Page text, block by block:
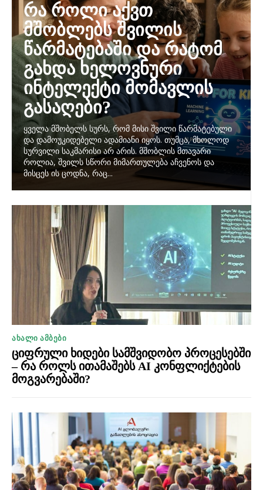
რა როლი აქვთ
მშობლებს შვილის
წარმატებაში და რატომ
გახდა ხელოვნური
ინტელექტი მომავლის
გასაღები?
ყველა მშობელს სურს, რომ მისი შვილი წარმატებული
და დამოუკიდებელი ადამიანი იყოს. თუმცა, მხოლოდ
სურვილი საკმარისი არ არის. მშობლის მთავარი
როლია, შვილს სწორი მიმართულება აჩვენოს და
მისცეს ის ცოდნა, რაც...
ᲐᲮᲐᲚᲘ ᲐᲛᲑᲔᲑᲘ
ციფრული ხიდები სამშვიდობო პროცესებში
– რა როლს ითამაშებს AI კონფლიქტების
მოგვარებაში?